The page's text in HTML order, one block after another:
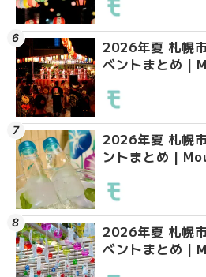
2026年夏 札幌
ベントまとめ |
2026年夏 札幌
ントまとめ |
2026年夏 札幌
ベントまとめ |